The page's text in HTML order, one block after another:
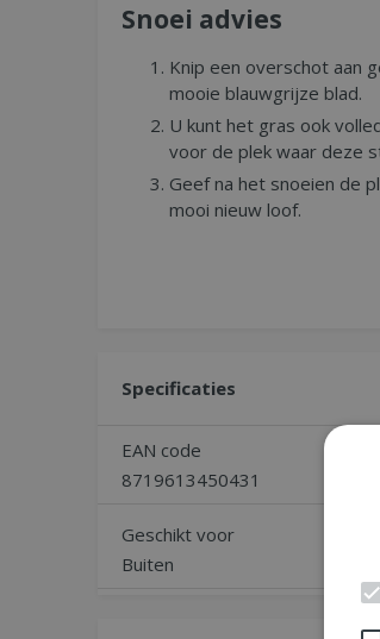
Snoei advies
Knip een overschot aan
mooie blauwgrijze blad.
U kunt het gras ook
voor de plek waar deze
Geef na het snoeien de
mooi nieuw loof.
Specificaties
EAN code
8719613450431
Geschikt voor
Buiten